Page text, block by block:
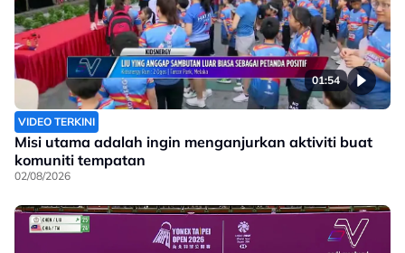
01:54
VIDEO TERKINI
Misi utama adalah ingin menganjurkan aktiviti buat
komuniti tempatan
02/08/2026